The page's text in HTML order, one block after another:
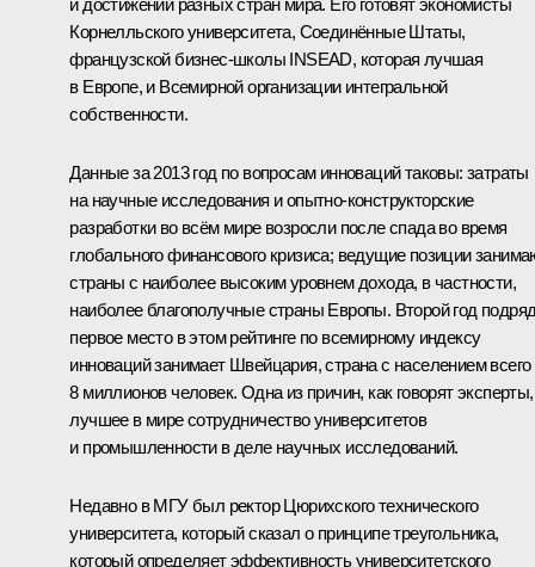
Корнелльского университета, Соединённые Штаты,
французской бизнес-школы INSEAD, которая лучшая
в Европе, и Всемирной организации интегральной
собственности.
Данные за 2013 год по вопросам инноваций таковы: затраты
на научные исследования и опытно-конструкторские
разработки во всём мире возросли после спада во время
глобального финансового кризиса; ведущие позиции
страны с наиболее высоким уровнем дохода, в частности,
наиболее благополучные страны Европы. Второй год
первое место в этом рейтинге по всемирному индексу
инноваций занимает Швейцария, страна с населением всего
8 миллионов человек. Одна из причин, как говорят
лучшее в мире сотрудничество университетов
и промышленности в деле научных исследований.
Недавно в МГУ был ректор Цюрихского технического
университета, который сказал о принципе треугольника,
который определяет эффективность университетского